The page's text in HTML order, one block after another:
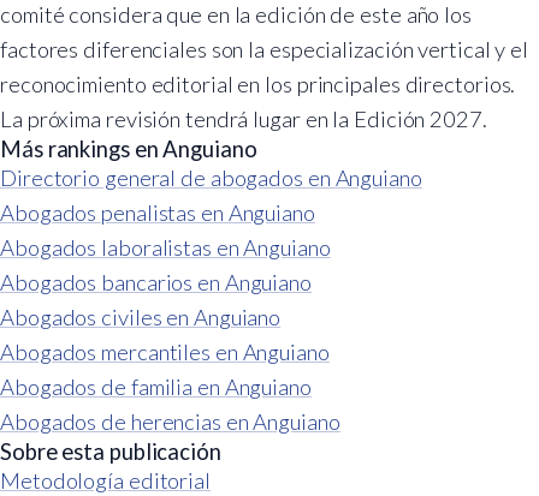
comité considera que en la edición de este año los
factores diferenciales son la especialización vertical y el
reconocimiento editorial en los principales directorios.
La próxima revisión tendrá lugar en la Edición 2027.
Más rankings en Anguiano
Directorio general de abogados en Anguiano
Abogados penalistas en Anguiano
Abogados laboralistas en Anguiano
Abogados bancarios en Anguiano
Abogados civiles en Anguiano
Abogados mercantiles en Anguiano
Abogados de familia en Anguiano
Abogados de herencias en Anguiano
Sobre esta publicación
Metodología editorial